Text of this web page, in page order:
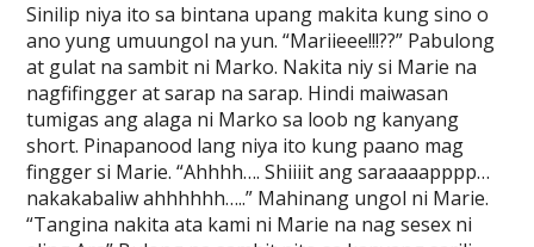
Sinilip niya ito sa bintana upang makita kung sino o
ano yung umuungol na yun. “Mariieee!!!??” Pabulong
at gulat na sambit ni Marko. Nakita niy si Marie na
nagfifingger at sarap na sarap. Hindi maiwasan
tumigas ang alaga ni Marko sa loob ng kanyang
short. Pinapanood lang niya ito kung paano mag
fingger si Marie. “Ahhhh…. Shiiiit ang saraaaapppp…
nakakabaliw ahhhhhh…..” Mahinang ungol ni Marie.
“Tangina nakita ata kami ni Marie na nag sesex ni